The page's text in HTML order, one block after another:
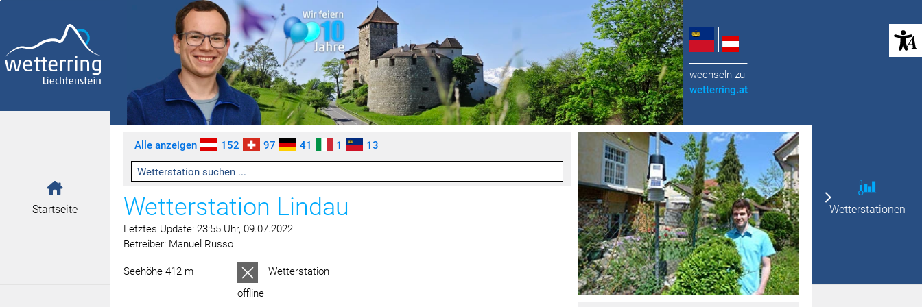
Zum linken senkrechten Seitenmenü springen [AK + 1]
Zum rechten senkrechten Seitenmenü springen [AK + 2]
Zu den Inhalten im Fußbereich springen [AK + 3]
Startseite Wetterstationen
(öffnet in neuem Tab)
wechseln zu
wetterring.at
Alle anzeigen 152 97 41 1 13
Wetterstation Lindau
Letztes Update: 23:55 Uhr, 09.07.2022
Betreiber: Manuel Russo
Seehöhe 412 m
Wetterstation
offline